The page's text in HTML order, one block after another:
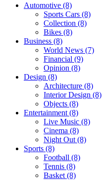
Automotive (8)
Sports Cars (8)
Collection (8)
Bikes (8)
Business (8)
World News (7)
Financial (9)
Opinion (8)
Design (8)
Architecture (8)
Interior Design (8)
Objects (8)
Entertainment (8)
Live Music (8)
Cinema (8)
Night Out (8)
Sports (8)
Football (8)
Tennis (8)
Basket (8)